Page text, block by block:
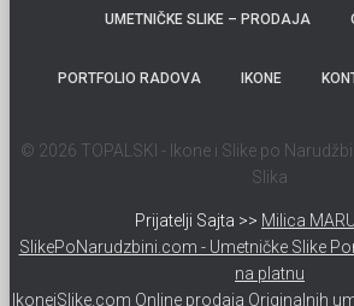
UMETNIČKE SLIKE – PRODAJA
PORTFOLIO RADOVA IKONE
© 2026 TOPALSKI - Ikone i Slike po
Slika
Prijatelji Sajta >> Milica
SlikePoNarudzbini.com - Umetničke Slike
na platnu
IkoneiSlike.com Online prodaja Originalnih